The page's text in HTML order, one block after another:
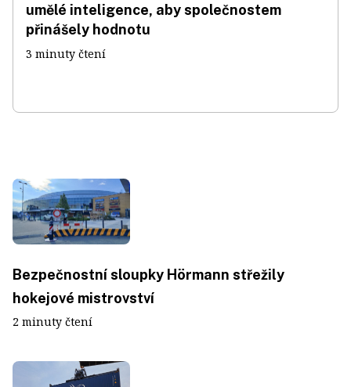
umělé inteligence, aby společnostem
přinášely hodnotu
3 minuty čtení
Bezpečnostní sloupky Hörmann střežily
hokejové mistrovství
2 minuty čtení